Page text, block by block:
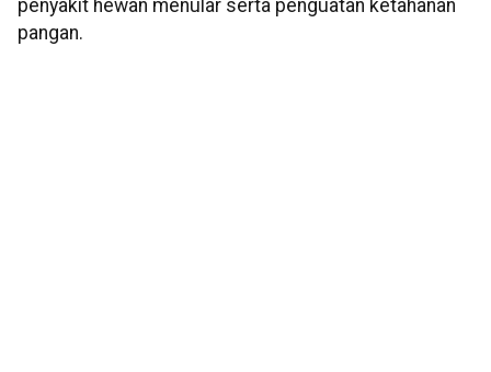
penyakit hewan menular serta penguatan ketahanan
pangan.